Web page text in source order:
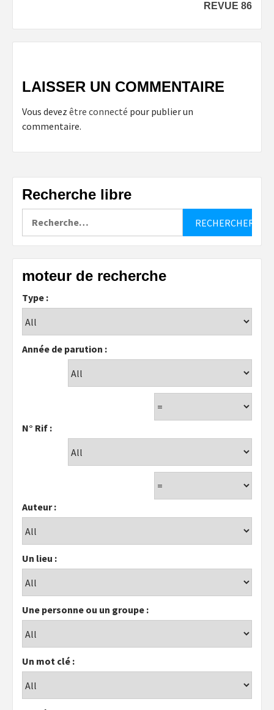
REVUE 86
LAISSER UN COMMENTAIRE
Vous devez être connecté pour publier un
commentaire.
Recherche libre
moteur de recherche
Type :
Année de parution :
N° Rif :
Auteur :
Un lieu :
Une personne ou un groupe :
Un mot clé :